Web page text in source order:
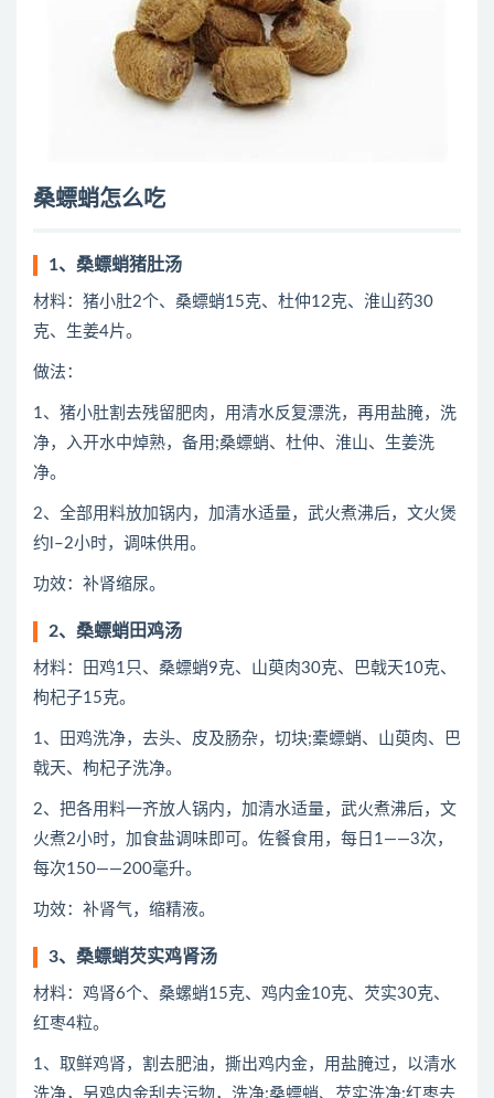
桑螵蛸怎么吃
1、桑螵蛸猪肚汤
材料：猪小肚2个、桑螵蛸15克、杜仲12克、淮山药30
克、生姜4片。
做法：
1、猪小肚割去残留肥肉，用清水反复漂洗，再用盐腌，洗
净，入开水中焯熟，备用;桑螵蛸、杜仲、淮山、生姜洗
净。
2、全部用料放加锅内，加清水适量，武火煮沸后，文火煲
约l–2小时，调味供用。
功效：补肾缩尿。
2、桑螵蛸田鸡汤
材料：田鸡1只、桑螵蛸9克、山萸肉30克、巴戟天10克、
枸杞子15克。
1、田鸡洗净，去头、皮及肠杂，切块;橐螵蛸、山萸肉、巴
戟天、枸杞子洗净。
2、把各用料一齐放人锅内，加清水适量，武火煮沸后，文
火煮2小时，加食盐调味即可。佐餐食用，每日1——3次，
每次150——200毫升。
功效：补肾气，缩精液。
3、桑螵蛸芡实鸡肾汤
材料：鸡肾6个、桑螺蛸15克、鸡内金10克、芡实30克、
红枣4粒。
1、取鲜鸡肾，割去肥油，撕出鸡内金，用盐腌过，以清水
洗净，另鸡内金刮去污物，洗净;桑螵蛸、芡实洗净;红枣去